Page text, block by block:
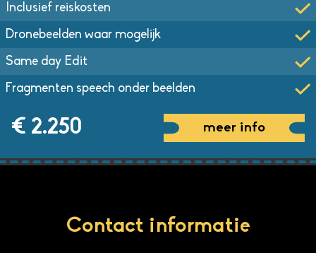
Inclusief reiskosten
Dronebeelden waar mogelijk
Same day Edit
Fragmenten speech onder beelden
€ 2.250 meer info
Contact informatie